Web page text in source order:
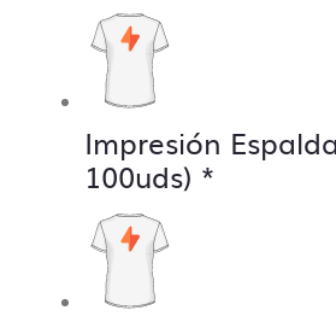
Impresión
100uds) *
Contacto
de centralitas